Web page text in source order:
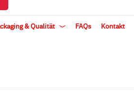
& Qualität FAQs Kontakt